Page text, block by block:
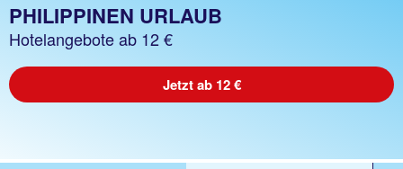
PHILIPPINEN URLAUB
Hotelangebote ab 12 €
Jetzt ab 12 €